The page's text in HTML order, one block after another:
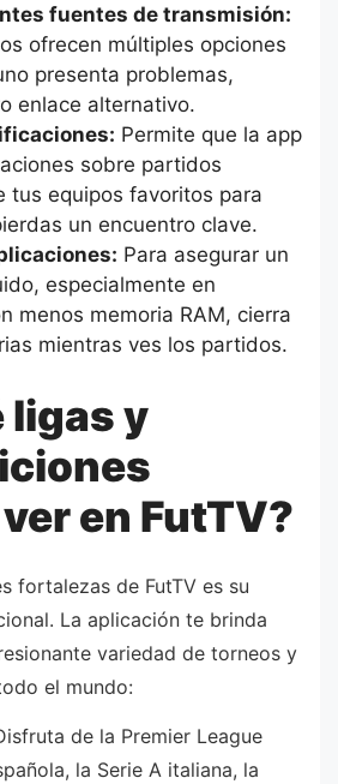
fuentes de transmisión:
ofrecen múltiples opciones
presenta problemas,
enlace alternativo.
Permite que la app
sobre partidos
tus equipos favoritos para
un encuentro clave.
Para asegurar un
especialmente en
menos memoria RAM, cierra
mientras ves los partidos.
ligas y
en FutTV?
fortalezas de FutTV es su
La aplicación te brinda
variedad de torneos y
el mundo:
de la Premier League
la Serie A italiana, la